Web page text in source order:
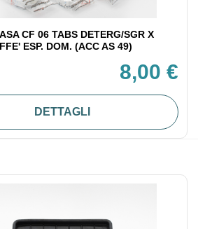
CF 06 TABS DETERG/SGR X
ESP. DOM. (ACC AS 49)
8,00 €
DETTAGLI